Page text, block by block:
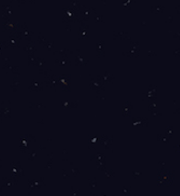
Download: 50 Mbps